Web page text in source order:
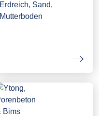
Erdreich, Sand,
Mutterboden